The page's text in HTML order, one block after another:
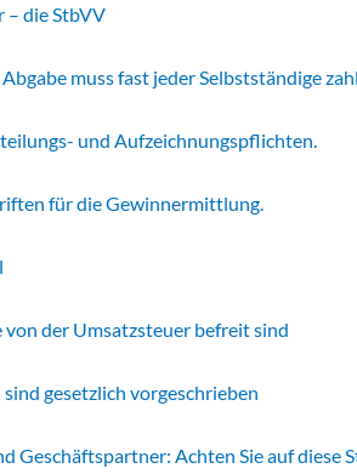
– die StbVV
muss fast jeder Selbstständige
und Aufzeichnungspflichten.
für die Gewinnermittlung.
der Umsatzsteuer befreit sind
gesetzlich vorgeschrieben
Geschäftspartner: Achten Sie auf diese